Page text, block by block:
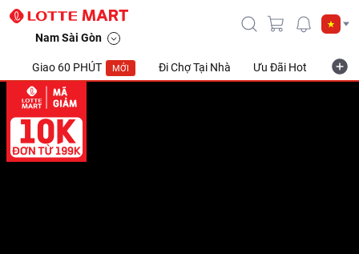
Nam Sài Gòn
Giao 60 PHÚT MỚI Đi Chợ Tại Nhà Ưu Đãi Hot